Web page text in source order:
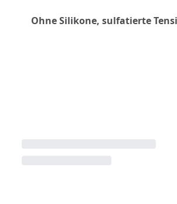
Ohne Silikone, sulfatierte